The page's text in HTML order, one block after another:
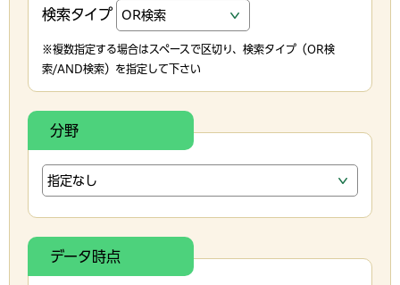
検索タイプ
※複数指定する場合はスペースで区切り、検索タイプ（OR検
索/AND検索）を指定して下さい
分野
データ時点